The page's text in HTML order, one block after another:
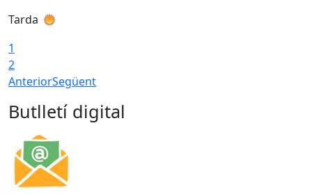
Tarda
1
2
AnteriorSegüent
Butlletí digital